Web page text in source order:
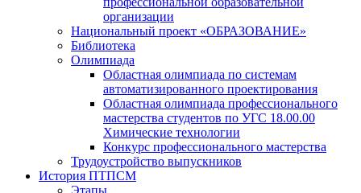
организации
Национальный проект «ОБРАЗОВАНИЕ»
Библиотека
Олимпиада
Областная олимпиада по системам
автоматизированного проектирования
Областная олимпиада профессионального
мастерства студентов по УГС 18.00.00
Химические технологии
Конкурс профессионального мастерства
Трудоустройство выпускников
История ПТПСМ
Этапы